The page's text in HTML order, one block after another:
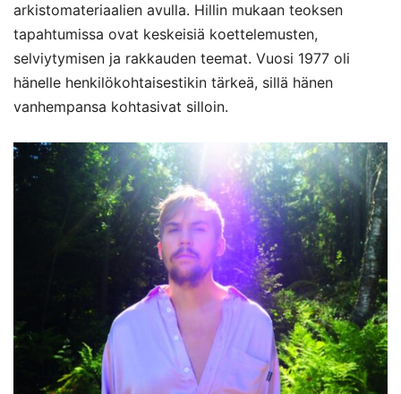
arkistomateriaalien avulla. Hillin mukaan teoksen
tapahtumissa ovat keskeisiä koettelemusten,
selviytymisen ja rakkauden teemat. Vuosi 1977 oli
hänelle henkilökohtaisestikin tärkeä, sillä hänen
vanhempansa kohtasivat silloin.